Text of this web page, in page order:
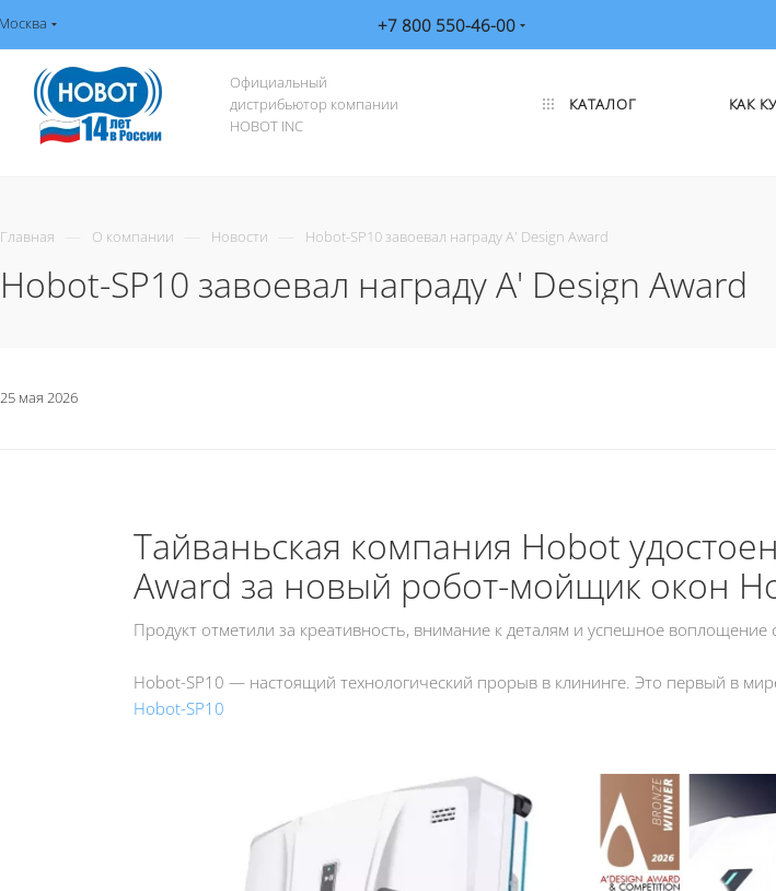
+7 800 550-46-00
Официальный
дистрибьютор компании
HOBOT INC
КАТАЛОГ КАК
Главная О компании Новости Hobot-SP10 завоевал награду A' Design Award
Hobot-SP10 завоевал награду A' Design Award
25 мая 2026
Тайваньская компания Hobot
Award за новый робот-мойщик окон
Продукт отметили за креативность, внимание к деталям и успешное
Hobot-SP10 — настоящий технологический прорыв в клининге. Это первый в
Hobot-SP10